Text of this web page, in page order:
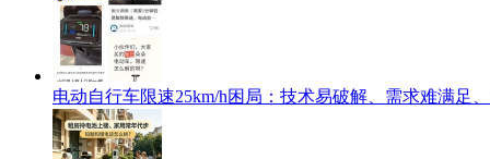
电动自行车限速25km/h困局：技术易破解、需求难满足